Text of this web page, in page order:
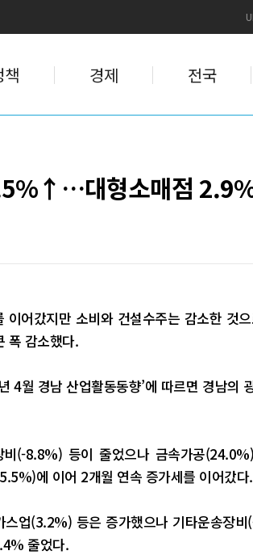
책 경제 전국
대형소매점
어갔지만 소비와 건설수주는 감소한 것
폭 감소했다.
4월 경남 산업활동동향’에 따르면 경남의
(-8.8%) 등이 줄었으나 금속가공
에 이어 2개월 연속 증가세를 이어갔다.
업(3.2%) 등은 증가했으나 기타운송장
줄었다.